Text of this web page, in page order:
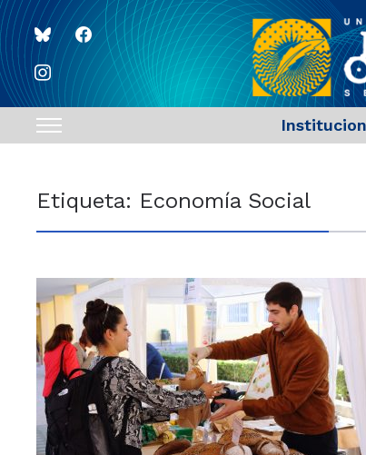
blueskyfacebook
instagram
Toggle
navigation
Etiqueta: Economía Social